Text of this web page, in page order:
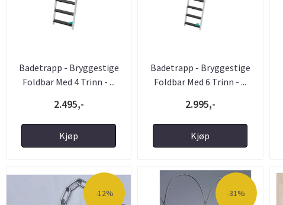
Badetrapp - Bryggestige
Foldbar Med 4 Trinn - ...
2.495,-
Kjøp
Badetrapp - Bryggestige
Foldbar Med 6 Trinn - ...
2.995,-
Kjøp
-12% -31%